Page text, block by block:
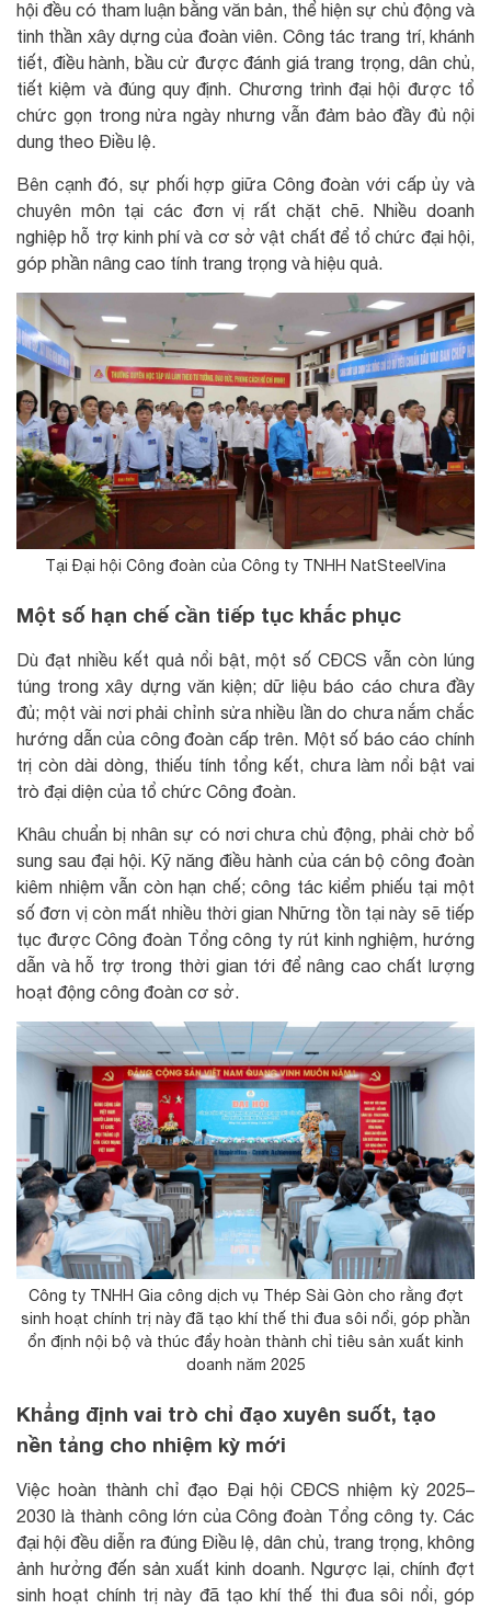
hội đều có tham luận bằng văn bản, thể hiện sự chủ động và
tinh thần xây dựng của đoàn viên. Công tác trang trí, khánh
tiết, điều hành, bầu cử được đánh giá trang trọng, dân chủ,
tiết kiệm và đúng quy định. Chương trình đại hội được tổ
chức gọn trong nửa ngày nhưng vẫn đảm bảo đầy đủ nội
dung theo Điều lệ.
Bên cạnh đó, sự phối hợp giữa Công đoàn với cấp ủy và
chuyên môn tại các đơn vị rất chặt chẽ. Nhiều doanh
nghiệp hỗ trợ kinh phí và cơ sở vật chất để tổ chức đại hội,
góp phần nâng cao tính trang trọng và hiệu quả.
Tại Đại hội Công đoàn của Công ty TNHH NatSteelVina
Một số hạn chế cần tiếp tục khắc phục
Dù đạt nhiều kết quả nổi bật, một số CĐCS vẫn còn lúng
túng trong xây dựng văn kiện; dữ liệu báo cáo chưa đầy
đủ; một vài nơi phải chỉnh sửa nhiều lần do chưa nắm chắc
hướng dẫn của công đoàn cấp trên. Một số báo cáo chính
trị còn dài dòng, thiếu tính tổng kết, chưa làm nổi bật vai
trò đại diện của tổ chức Công đoàn.
Khâu chuẩn bị nhân sự có nơi chưa chủ động, phải chờ bổ
sung sau đại hội. Kỹ năng điều hành của cán bộ công đoàn
kiêm nhiệm vẫn còn hạn chế; công tác kiểm phiếu tại một
số đơn vị còn mất nhiều thời gian Những tồn tại này sẽ tiếp
tục được Công đoàn Tổng công ty rút kinh nghiệm, hướng
dẫn và hỗ trợ trong thời gian tới để nâng cao chất lượng
hoạt động công đoàn cơ sở.
Công ty TNHH Gia công dịch vụ Thép Sài Gòn cho rằng đợt
sinh hoạt chính trị này đã tạo khí thế thi đua sôi nổi, góp phần
ổn định nội bộ và thúc đẩy hoàn thành chỉ tiêu sản xuất kinh
doanh năm 2025
Khẳng định vai trò chỉ đạo xuyên suốt, tạo
nền tảng cho nhiệm kỳ mới
Việc hoàn thành chỉ đạo Đại hội CĐCS nhiệm kỳ 2025–
2030 là thành công lớn của Công đoàn Tổng công ty. Các
đại hội đều diễn ra đúng Điều lệ, dân chủ, trang trọng, không
ảnh hưởng đến sản xuất kinh doanh. Ngược lại, chính đợt
sinh hoạt chính trị này đã tạo khí thế thi đua sôi nổi, góp